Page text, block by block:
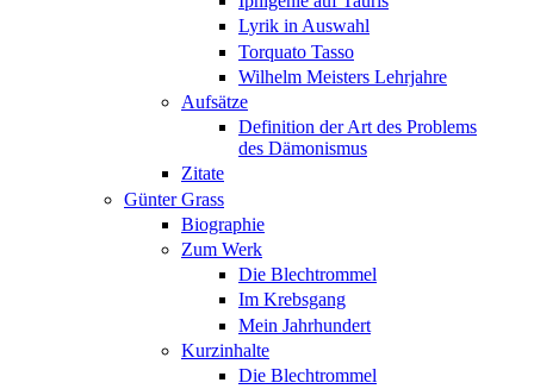
Lyrik in Auswahl
Torquato Tasso
Wilhelm Meisters Lehrjahre
Aufsätze
Definition der Art des Problems
des Dämonismus
Zitate
Günter Grass
Biographie
Zum Werk
Die Blechtrommel
Im Krebsgang
Mein Jahrhundert
Kurzinhalte
Die Blechtrommel